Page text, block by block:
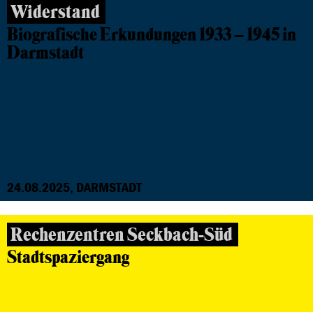
Widerstand
Biografische Erkundungen 1933 – 1945 in
Darmstadt
24.08.2025, DARMSTADT
Rechenzentren Seckbach-Süd
Stadtspaziergang